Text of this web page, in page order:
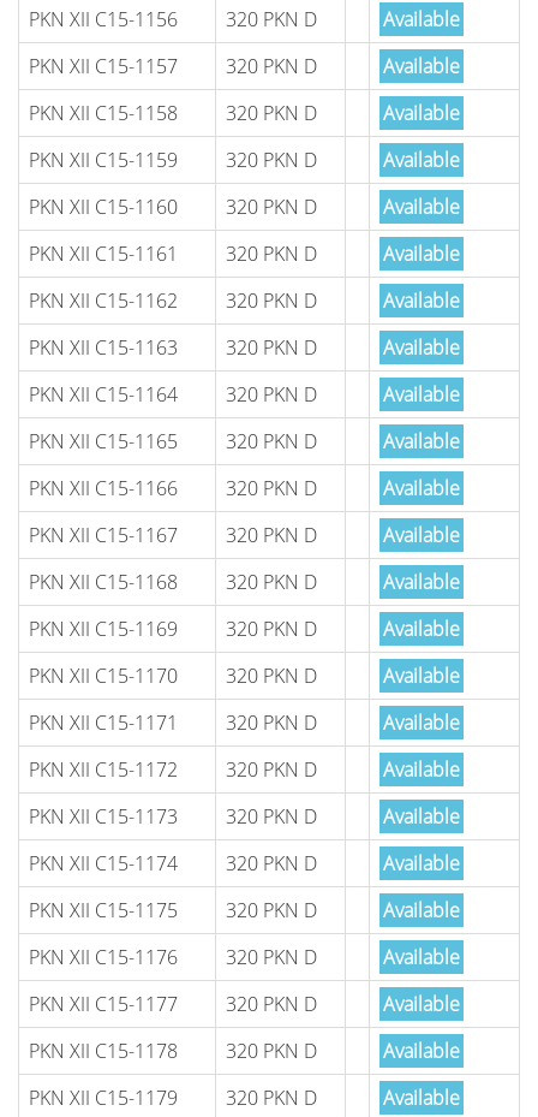
PKN XII C15-1156 320 PKN D
Available
PKN XII C15-1157
320 PKN D
Available
PKN XII C15-1158
320 PKN D
Available
PKN XII C15-1159
320 PKN D
Available
PKN XII C15-1160
320 PKN D
Available
PKN XII C15-1161
320 PKN D
Available
PKN XII C15-1162
320 PKN D
Available
PKN XII C15-1163
320 PKN D
Available
PKN XII C15-1164
320 PKN D
Available
PKN XII C15-1165
320 PKN D
Available
PKN XII C15-1166
320 PKN D
Available
PKN XII C15-1167
320 PKN D
Available
PKN XII C15-1168
320 PKN D
Available
PKN XII C15-1169
320 PKN D
Available
PKN XII C15-1170
320 PKN D
Available
PKN XII C15-1171
320 PKN D
Available
PKN XII C15-1172
320 PKN D
Available
PKN XII C15-1173
320 PKN D
Available
PKN XII C15-1174
320 PKN D
Available
PKN XII C15-1175
320 PKN D
Available
PKN XII C15-1176
320 PKN D
Available
PKN XII C15-1177
320 PKN D
Available
PKN XII C15-1178
320 PKN D
Available
PKN XII C15-1179
320 PKN D
Available